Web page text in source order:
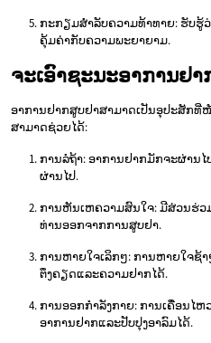
ກະກຽມສໍາລັບຄວາມທ້າທາຍ: ຮັບຮູ້
ຄຸ້ມຄ່າກັບຄວາມພະຍາຍາມ.
ຈະເອົາຊະນະອາການຢ
ອາການຢາກສູບຢາສາມາດເປັນອຸປະສັກ
ສາມາດຊ່ວຍໄດ້:
ການລໍຖ້າ: ອາການຢາກມັກຈະຜ່ານໄ
ຜ່ານໄປ.
ການຫັນເຫຄວາມສົນໃຈ: ມີສ່ວນຮ່ວ
ທ່ານອອກຈາກການສູບຢາ.
ການຫາຍໃຈເລິກໆ: ການຫາຍໃຈຊ້
ຕຶງຄຽດແລະຄວາມຢາກໄດ້.
ການອອກກໍາລັງກາຍ: ການເຄື່ອນໄ
ອາການຢາກແລະປັບປຸງອາລົມໄດ້.